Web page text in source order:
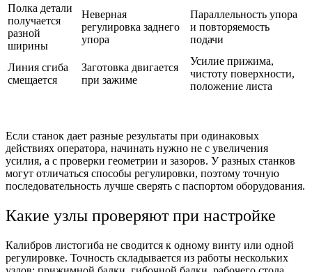
Полка детали
получается
разной
ширины
Неверная
регулировка заднего
упора
Параллельность упора
и повторяемость
подачи
Линия сгиба
смещается
Заготовка двигается
при зажиме
Усилие прижима,
чистоту поверхности,
положение листа
Если станок дает разные результаты при одинаковых
действиях оператора, начинать нужно не с увеличения
усилия, а с проверки геометрии и зазоров. У разных станков
могут отличаться способы регулировки, поэтому точную
последовательность лучше сверять с паспортом оборудования.
Какие узлы проверяют при настройке
Калибров листогиба не сводится к одному винту или одной
регулировке. Точность складывается из работы нескольких